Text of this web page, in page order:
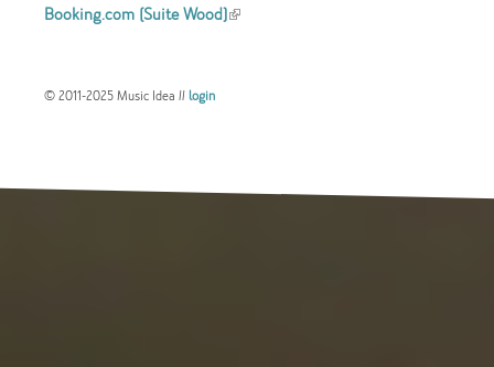
Booking.com (Suite Wood)(link is external)
© 2011-2025 Music Idea //login